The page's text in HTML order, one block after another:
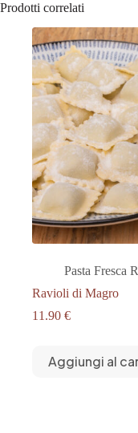
Prodotti correlati
Pasta Fresca
Ravioli di Magro
11.90 €
Aggiungi al